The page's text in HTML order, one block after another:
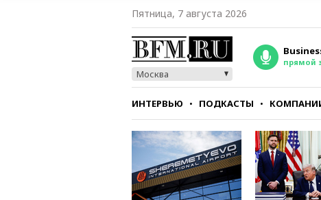
Пятница, 7 августа 2026
Москва
прямой
ИНТЕРВЬЮ ПОДКАСТЫ
СТИЛЬ ТЕСТЫ